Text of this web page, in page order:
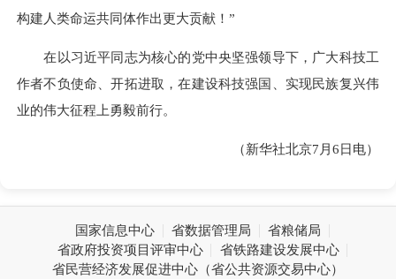
构建人类命运共同体作出更大贡献！”
在以习近平同志为核心的党中央坚强领导下，广大科技工
作者不负使命、开拓进取，在建设科技强国、实现民族复兴伟
业的伟大征程上勇毅前行。
（新华社北京7月6日电）
国家信息中心 省数据管理局
省粮储局
省政府投资项目评审中心
省铁路建设发展中心
省民营经济发展促进中心（省公共资源交易中心）